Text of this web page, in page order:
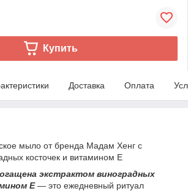
Купить
Доставка Оплата
мыло от бренда Мадам Хенг с
косточек и витамином Е
экстрактом виноградных
Е — это ежедневный ритуал